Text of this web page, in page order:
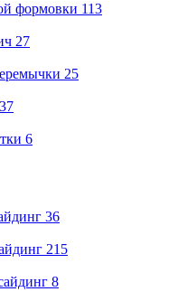
формовки 113
27
25
37
6
36
215
8